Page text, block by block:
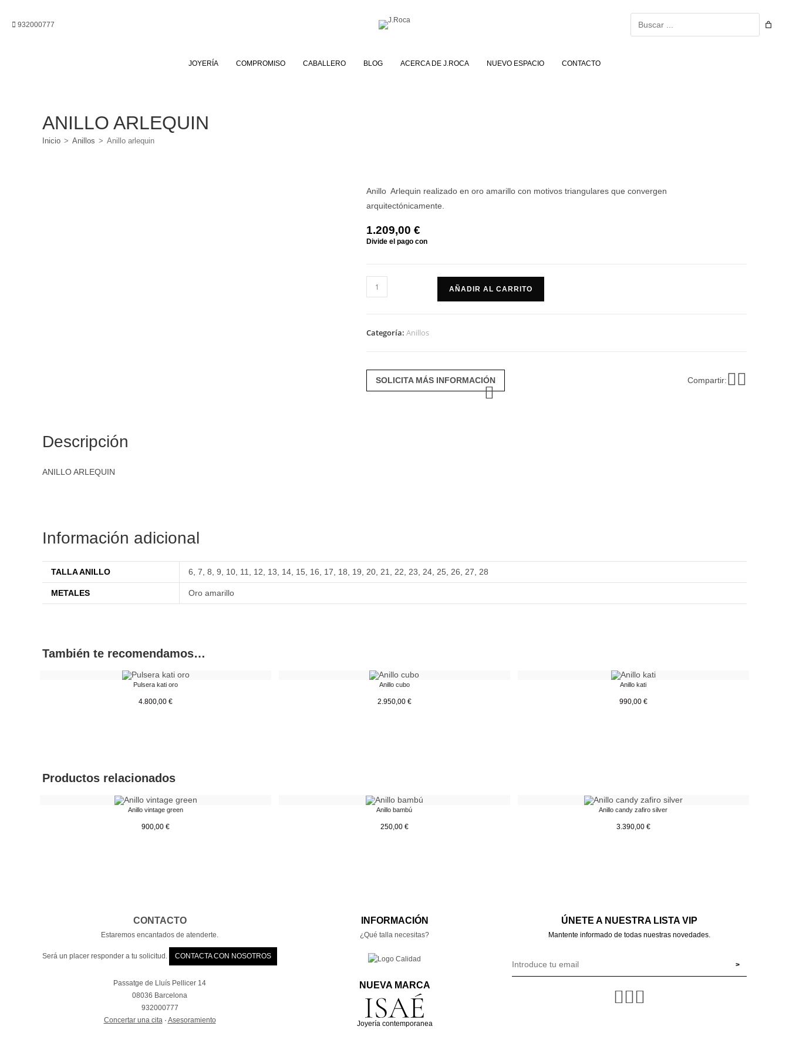
932000777
JOYERÍA COMPROMISO CABALLERO BLOG ACERCA DE J.ROCA NUEVO ESPACIO CONTACTO
ANILLO ARLEQUIN
Inicio > Anillos > Anillo arlequin
Anillo Arlequin realizado en oro amarillo con motivos triangulares que convergen
arquitectónicamente.
1.209,00 €
Anillo
arlequin
AÑADIR AL CARRITO
Categoría: Anillos
SOLICITA MÁS INFORMACIÓN Compartir:
Descripción
ANILLO ARLEQUIN
Información adicional
TALLA ANILLO 6 7 8 9 10 11 12 13 14 15 16 17 18 19 20 21 22 23 24 25 26 27 28
METALES Oro amarillo
También te recomendamos…
Pulsera kati oro
4.800,00€
Anillo cubo
2.950,00 €
Anillo kati
990,00 €
Productos relacionados
Anillo vintage green
900,00€
Anillo bambú
250,00 €
Anillo candy zafiro silver
3.390,00 €
CONTACTO
Estaremos encantados de atenderte.
Será un placer responder a tu solicitud. CONTACTA CON NOSOTROS
Passatge de Lluís Pellicer 14
08036 Barcelona
932000777
Concertar una cita · Asesoramiento
INFORMACIÓN
¿Qué talla necesitas?
NUEVA MARCA
Joyería contemporanea
ÚNETE A NUESTRA LISTA VIP
Mantente informado de todas nuestras novedades.